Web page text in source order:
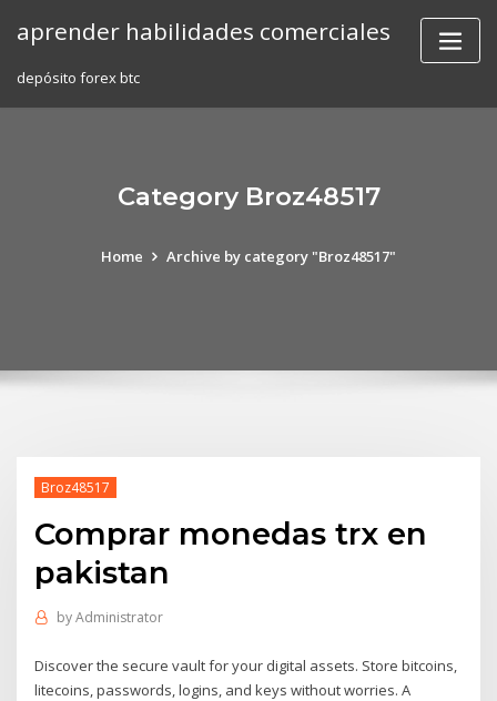
aprender habilidades comerciales
depósito forex btc
Category Broz48517
Home Archive by category "Broz48517"
Broz48517
Comprar monedas trx en
pakistan
byAdministrator
Discover the secure vault for your digital assets. Store bitcoins,
litecoins, passwords, logins, and keys without worries. A